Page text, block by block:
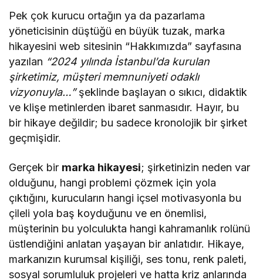
Pek çok kurucu ortağın ya da pazarlama
yöneticisinin düştüğü en büyük tuzak, marka
hikayesini web sitesinin “Hakkımızda” sayfasına
yazılan “2024 yılında İstanbul’da kurulan
şirketimiz, müşteri memnuniyeti odaklı
vizyonuyla…”şeklinde başlayan o sıkıcı, didaktik
ve klişe metinlerden ibaret sanmasıdır. Hayır, bu
bir hikaye değildir; bu sadece kronolojik bir şirket
geçmişidir.
Gerçek bir marka hikayesi; şirketinizin neden var
olduğunu, hangi problemi çözmek için yola
çıktığını, kurucuların hangi içsel motivasyonla bu
çileli yola baş koyduğunu ve en önemlisi,
müşterinin bu yolculukta hangi kahramanlık rolünü
üstlendiğini anlatan yaşayan bir anlatıdır. Hikaye,
markanızın kurumsal kişiliği, ses tonu, renk paleti,
sosyal sorumluluk projeleri ve hatta kriz anlarında